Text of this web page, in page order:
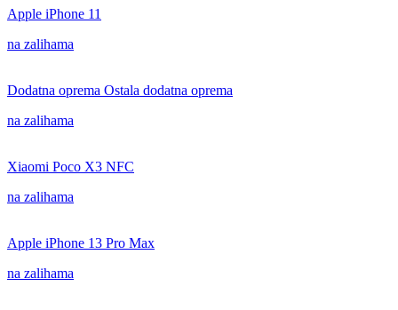
Apple iPhone 11
na zalihama
Dodatna oprema Ostala dodatna oprema
na zalihama
Xiaomi Poco X3 NFC
na zalihama
Apple iPhone 13 Pro Max
na zalihama